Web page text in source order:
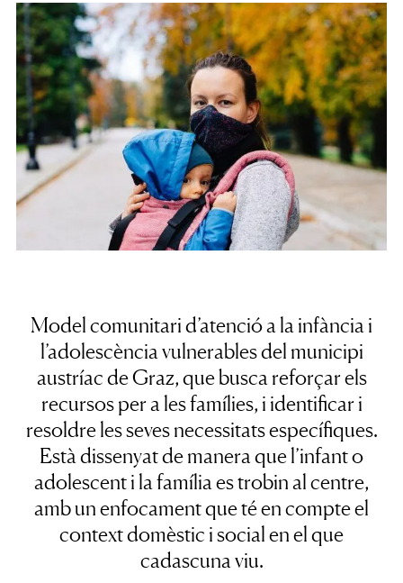
Model comunitari d’atenció a la infància i
l’adolescència vulnerables del municipi
austríac de Graz, que buscareforçar els
recursos per a les famílies, i identificar i
resoldre les seves necessitats específiques.
Està dissenyat de manera que l’infant o
adolescent i la família es trobin al centre,
amb un enfocament que té en compte el
context domèstic i social en el que
cadascuna viu.